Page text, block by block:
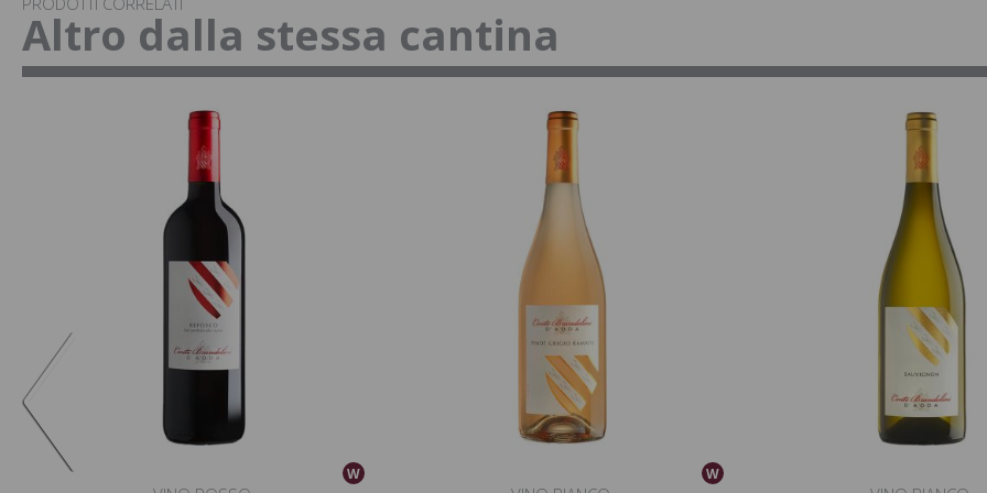
Altro dalla stessa cantina
W W